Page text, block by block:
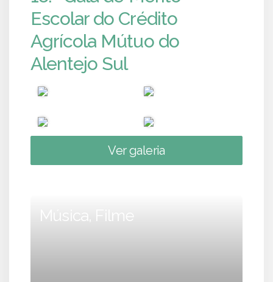
Escolar do Crédito
Agrícola Mútuo do
Alentejo Sul
Ver galeria
Música, Filme